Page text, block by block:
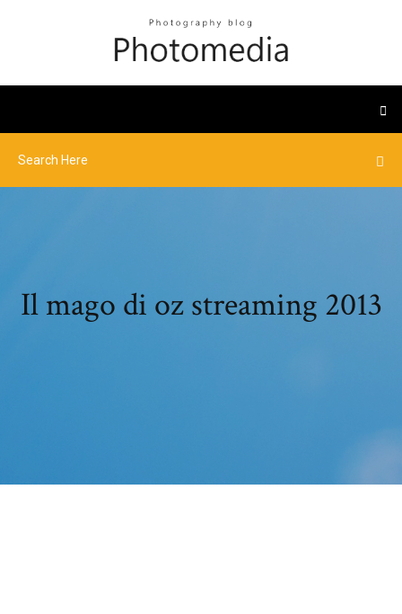
Il mago di oz streaming 2013